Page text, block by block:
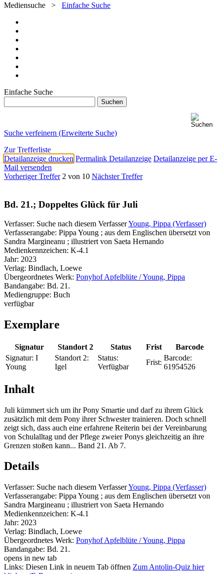
Mediensuche > Einfache Suche
Einfache Suche
Suche verfeinern (Erweiterte Suche)
Zur Trefferliste
Detailanzeige drucken Permalink Detailanzeige Detailanzeige per E-
Mail versenden
Vorheriger Treffer 2 von 10 Nächster Treffer
Bd. 21.; Doppeltes Glück für Juli
Verfasser: Suche nach diesem VerfasserYoung, Pippa (Verfasser)
Verfasserangabe: Pippa Young ; aus dem Englischen übersetzt von
Sandra Margineanu ; illustriert von Saeta Hernando
Medienkennzeichen: K-4.1
Jahr: 2023
Verlag: Bindlach, Loewe
Übergeordnetes Werk: Ponyhof Apfelblüte / Young, Pippa
Bandangabe: Bd. 21.
Mediengruppe: Buch
verfügbar
Exemplare
Signatur Standort 2 Status Frist
Barcode
Signatur: I
Young
Standort 2:
Igel
Status:
Verfügbar
Frist:
Barcode:
61954526
Inhalt
Juli kümmert sich um ihr Pony Smartie und darf zu ihrem Glück
zusätzlich mit dem Pony ihrer Schwester trainieren. Doch schnell
zeigt sich, dass auch eine erfahrene Reiterin bei der Vereinbarung
von Schulalltag und der Pflege zweier Ponys gleichzeitig an ihre
Grenzen stoßen kann... Band 21. Ab 7.
Details
Verfasser: Suche nach diesem VerfasserYoung, Pippa (Verfasser)
Verfasserangabe: Pippa Young ; aus dem Englischen übersetzt von
Sandra Margineanu ; illustriert von Saeta Hernando
Medienkennzeichen: K-4.1
Jahr: 2023
Verlag: Bindlach, Loewe
Übergeordnetes Werk: Ponyhof Apfelblüte / Young, Pippa
Bandangabe: Bd. 21.
opens in new tab
Links: Diesen Link in neuem Tab öffnen Zum Antolin-Quiz hier